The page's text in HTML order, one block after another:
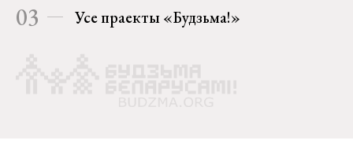
03 Усе праекты «Будзьма!»